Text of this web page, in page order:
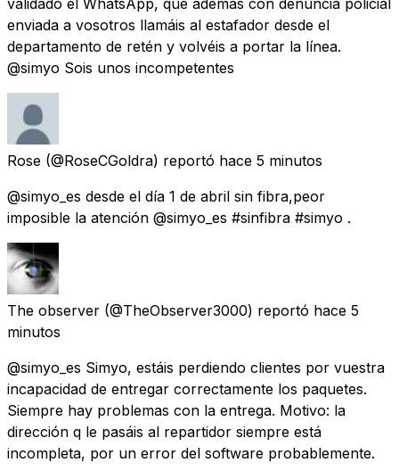
enviada a vosotros llamáis al estafador desde el
departamento de retén y volvéis a portar la línea.
@simyo Sois unos incompetentes
Rose (@RoseCGoldra) reportó hace 5 minutos
@simyo_es desde el día 1 de abril sin fibra,peor
imposible la atención @simyo_es #sinfibra #simyo .
The observer (@TheObserver3000) reportó hace 5
minutos
@simyo_es Simyo, estáis perdiendo clientes por vuestra
incapacidad de entregar correctamente los paquetes.
Siempre hay problemas con la entrega. Motivo: la
dirección q le pasáis al repartidor siempre está
incompleta, por un error del software probablemente.